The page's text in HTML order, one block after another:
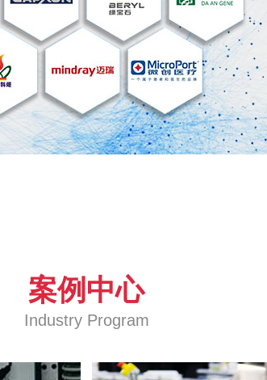
微流体芯片是
集成到一块非
剂量将可以变
试剂量小，微
案例中心
Industry Program